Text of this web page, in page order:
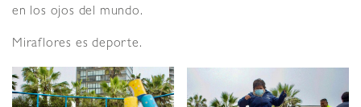
en los ojos del mundo.
Miraflores es deporte.